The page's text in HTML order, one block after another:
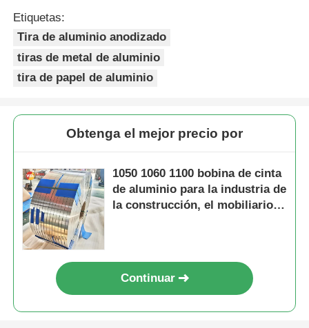
Etiquetas:
Tira de aluminio anodizado
tiras de metal de aluminio
tira de papel de aluminio
Obtenga el mejor precio por
1050 1060 1100 bobina de cinta
de aluminio para la industria de
la construcción, el mobiliario y
Continuar